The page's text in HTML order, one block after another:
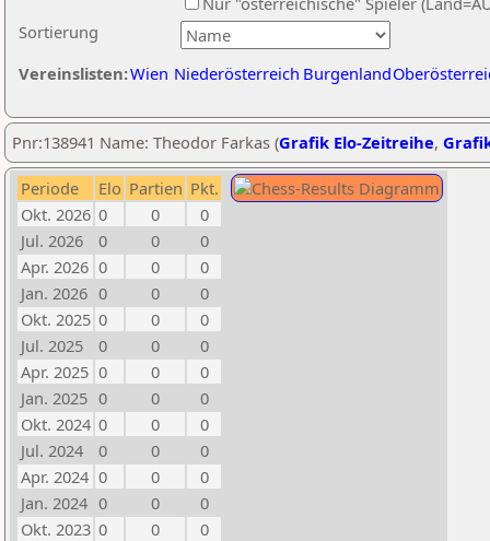
Sortierung
Vereinslisten:Wien Niederösterreich Burgenland
Pnr:138941 Name: Theodor Farkas (Grafik Elo-Zeitreihe,
Periode Elo Partien Pkt.
Okt. 2026 0 0
0
Jul. 2026
0 0
0
Apr. 2026 0 0
0
Jan. 2026 0 0
0
Okt. 2025 0 0
0
Jul. 2025
0 0
0
Apr. 2025 0 0
0
Jan. 2025 0 0
0
Okt. 2024 0 0
0
Jul. 2024
0 0
0
Apr. 2024 0 0
0
Jan. 2024 0 0
0
Okt. 2023 0 0
0